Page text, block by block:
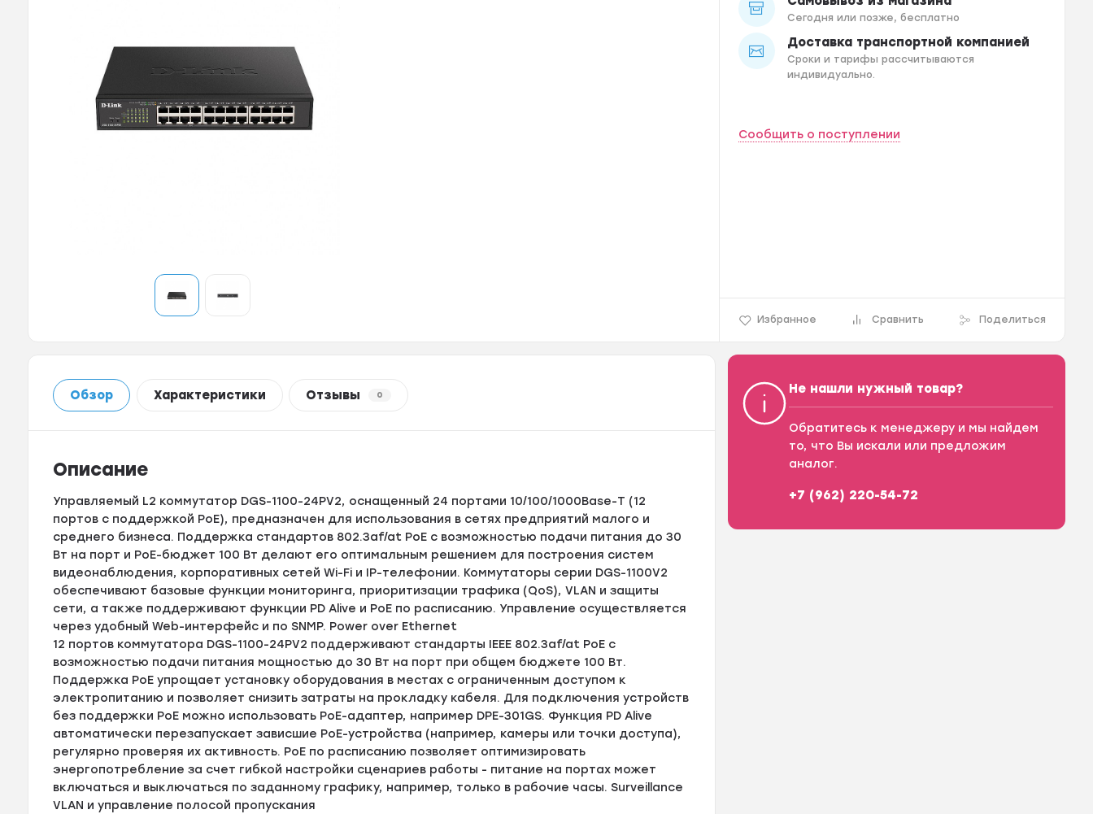
Сегодня или позже, бесплатно
Доставка транспортной компанией
Сроки и тарифы рассчитываются
индивидуально.
Избранное Сравнить Поделиться
Сообщить о поступлении
Обзор Характеристики Отзывы 0
Описание
Управляемый L2 коммутатор DGS-1100-24PV2, оснащенный 24 портами 10/100/1000Base-T (12
портов с поддержкой PoE), предназначен для использования в сетях предприятий малого и
среднего бизнеса. Поддержка стандартов 802.3af/at PoE с возможностью подачи питания до 30
Вт на порт и PoE-бюджет 100 Вт делают его оптимальным решением для построения систем
видеонаблюдения, корпоративных сетей Wi-Fi и IP-телефонии. Коммутаторы серии DGS-1100V2
обеспечивают базовые функции мониторинга, приоритизации трафика (QoS), VLAN и защиты
сети, а также поддерживают функции PD Alive и PoE по расписанию. Управление осуществляется
через удобный Web-интерфейс и по SNMP. Power over Ethernet
12 портов коммутатора DGS-1100-24PV2 поддерживают стандарты IEEE 802.3af/at PoE c
возможностью подачи питания мощностью до 30 Вт на порт при общем бюджете 100 Вт.
Поддержка PoE упрощает установку оборудования в местах с ограниченным доступом к
электропитанию и позволяет снизить затраты на прокладку кабеля. Для подключения устройств
без поддержки PoE можно использовать PoE-адаптер, например DPE-301GS. Функция PD Alive
автоматически перезапускает зависшие PoE-устройства (например, камеры или точки доступа),
регулярно проверяя их активность. PoE по расписанию позволяет оптимизировать
энергопотребление за счет гибкой настройки сценариев работы - питание на портах может
включаться и выключаться по заданному графику, например, только в рабочие часы. Surveillance
VLAN и управление полосой пропускания
Не нашли нужный товар?
Обратитесь к менеджеру и мы найдем
то, что Вы искали или предложим
аналог.
+7 (962) 220-54-72